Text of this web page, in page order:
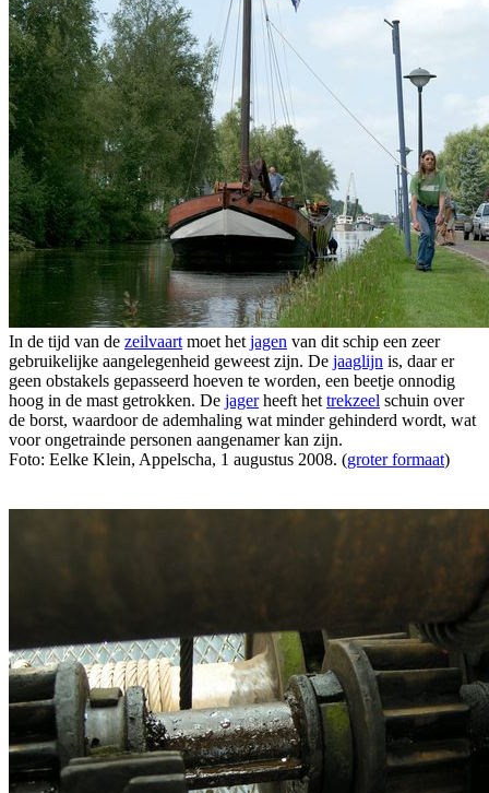
In de tijd van de zeilvaart moet het jagen van dit schip een zeer
gebruikelijke aangelegenheid geweest zijn. De jaaglijn is, daar er
geen obstakels gepasseerd hoeven te worden, een beetje onnodig
hoog in de mast getrokken. De jagerheeft het trekzeel schuin over
de borst, waardoor de ademhaling wat minder gehinderd wordt, wat
voor ongetrainde personen aangenamer kan zijn.
Foto: Eelke Klein, Appelscha, 1 augustus 2008. (groter formaat)